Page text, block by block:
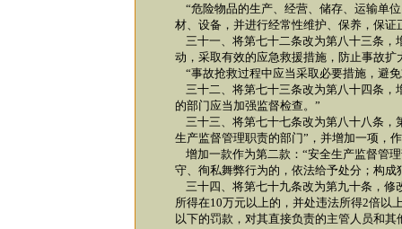
“危险物品的生产、经营、储存、运输单
材、设备，并进行经常性维护、保养，保证
三十一、将第七十二条改为第八十三条，
动，采取有效的应急救援措施，防止事故
“事故抢救过程中应当采取必要措施，避
三十二、将第七十三条改为第八十四条，
的部门应当加强监督检查。”
三十三、将第七十七条改为第八十八条，
生产监督管理职责的部门”，并增加一项，
增加一款作为第二款：“安全生产监督管
守、徇私舞弊行为的，依法给予处分；构
三十四、将第七十九条改为第九十条，修
所得在10万元以上的，并处违法所得2倍以
以下的罚款，对其直接负责的主管人员和